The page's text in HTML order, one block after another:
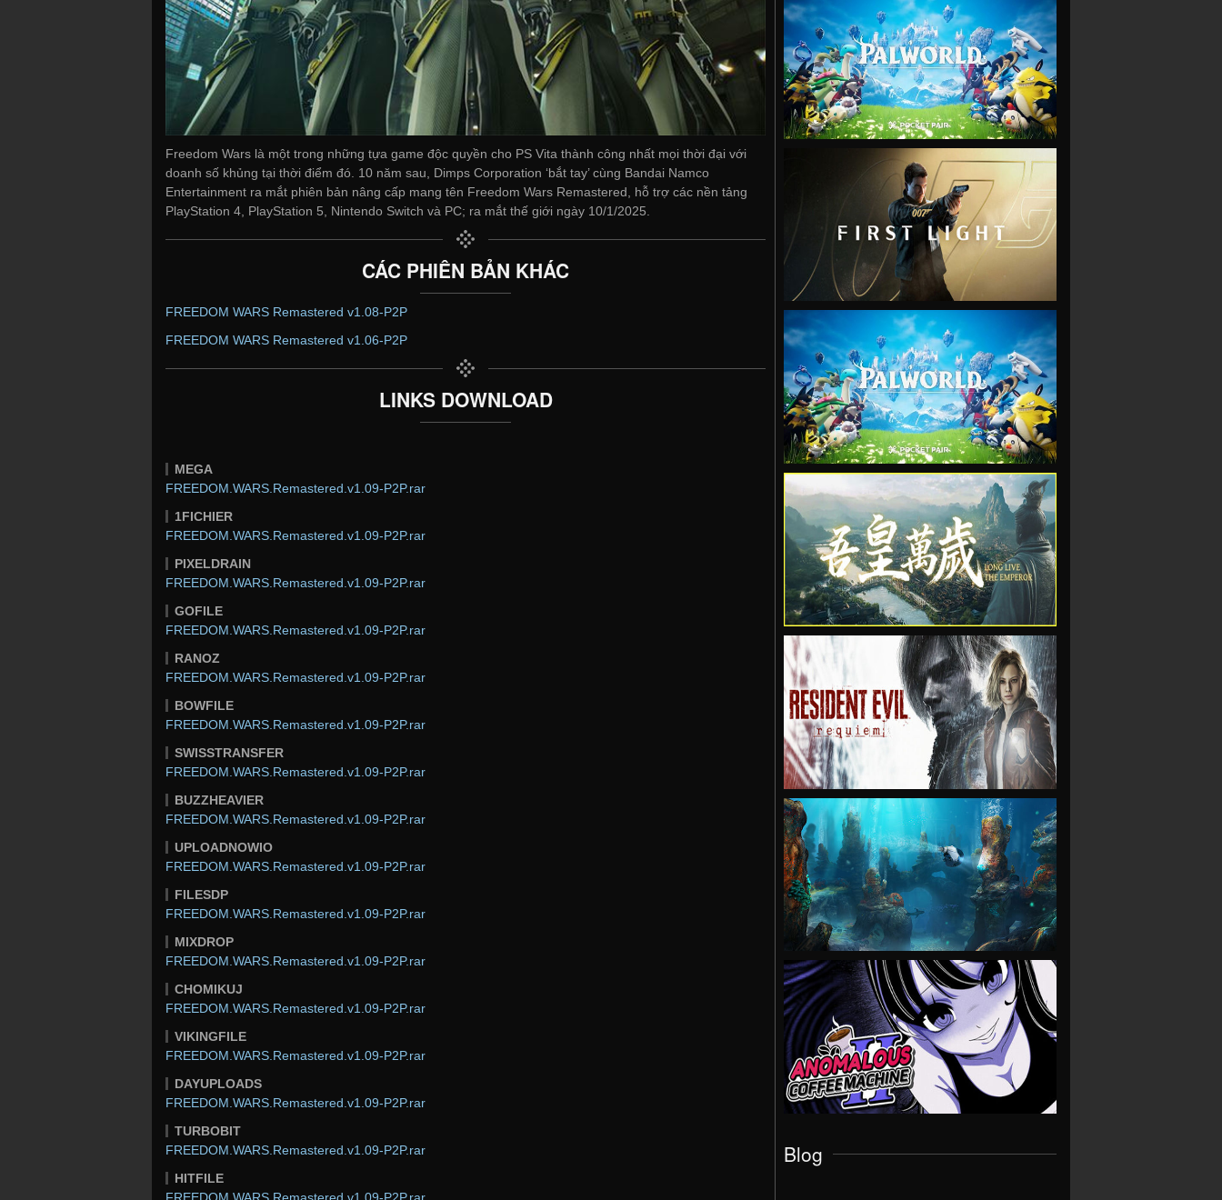
Freedom Wars là một trong những tựa game độc quyền cho PS Vita thành công nhất mọi thời đại với
doanh số khủng tại thời điểm đó. 10 năm sau, Dimps Corporation ‘bắt tay’ cùng Bandai Namco
Entertainment ra mắt phiên bản nâng cấp mang tên Freedom Wars Remastered, hỗ trợ các nền tảng
PlayStation 4, PlayStation 5, Nintendo Switch và PC; ra mắt thế giới ngày 10/1/2025.
CÁC PHIÊN BẢN KHÁC
FREEDOM WARS Remastered v1.08-P2P
FREEDOM WARS Remastered v1.06-P2P
LINKS DOWNLOAD
MEGA
FREEDOM.WARS.Remastered.v1.09-P2P.rar
1FICHIER
FREEDOM.WARS.Remastered.v1.09-P2P.rar
PIXELDRAIN
FREEDOM.WARS.Remastered.v1.09-P2P.rar
GOFILE
FREEDOM.WARS.Remastered.v1.09-P2P.rar
RANOZ
FREEDOM.WARS.Remastered.v1.09-P2P.rar
BOWFILE
FREEDOM.WARS.Remastered.v1.09-P2P.rar
SWISSTRANSFER
FREEDOM.WARS.Remastered.v1.09-P2P.rar
BUZZHEAVIER
FREEDOM.WARS.Remastered.v1.09-P2P.rar
UPLOADNOWIO
FREEDOM.WARS.Remastered.v1.09-P2P.rar
FILESDP
FREEDOM.WARS.Remastered.v1.09-P2P.rar
MIXDROP
FREEDOM.WARS.Remastered.v1.09-P2P.rar
CHOMIKUJ
FREEDOM.WARS.Remastered.v1.09-P2P.rar
VIKINGFILE
FREEDOM.WARS.Remastered.v1.09-P2P.rar
DAYUPLOADS
FREEDOM.WARS.Remastered.v1.09-P2P.rar
TURBOBIT
FREEDOM.WARS.Remastered.v1.09-P2P.rar
HITFILE
VIEW
VIEW
VIEW
VIEW
VIEW
VIEW
VIEW
Blog